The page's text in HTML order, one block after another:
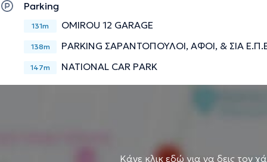
Parking
131m OMIROU 12 GARAGE
138m PARKING ΣΑΡΑΝΤΟΠΟΥΛΟΙ, ΑΦΟΙ, & ΣΙΑ
147m NATIONAL CAR PARK
Κάνε κλικ εδώ για να δεις τον